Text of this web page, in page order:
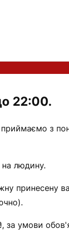
22:00.
з
людину.
принесену
за умови